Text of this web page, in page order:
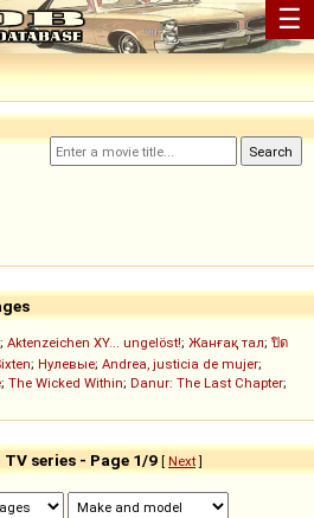
☰
; Aktenzeichen XY... ungelöst!; Жанғақ тал; ปิด
; Нулевые; Andrea, justicia de mujer;
; The Wicked Within; Danur: The Last Chapter;
TV series - Page 1/9 [ Next]